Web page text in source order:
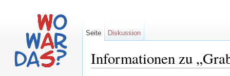
Informationen zu
Seite Diskussion